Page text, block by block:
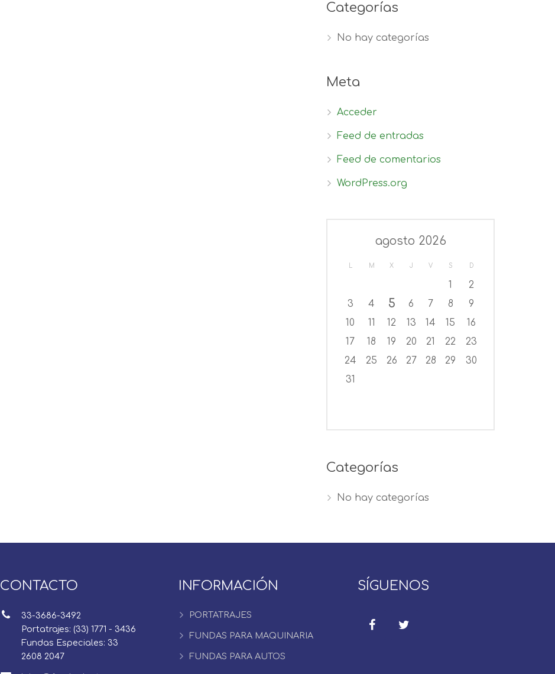
Categorías
No hay categorías
Meta
Acceder
Feed de entradas
Feed de comentarios
WordPress.org
agosto 2026
M X J V S D
1
2
3
4 5 6 7 8
9
10
11 12 13 14 15
16
17
18 19 20 21 22
23
24
25 26 27 28 29
30
31
Categorías
No hay categorías
CONTACTO
33-3686-3492
Portatrajes: (33) 1771 - 3436
Fundas Especiales: 33
2608 2047
INFORMACIÓN
PORTATRAJES
FUNDAS PARA MAQUINARIA
FUNDAS PARA AUTOS
SÍGUENOS